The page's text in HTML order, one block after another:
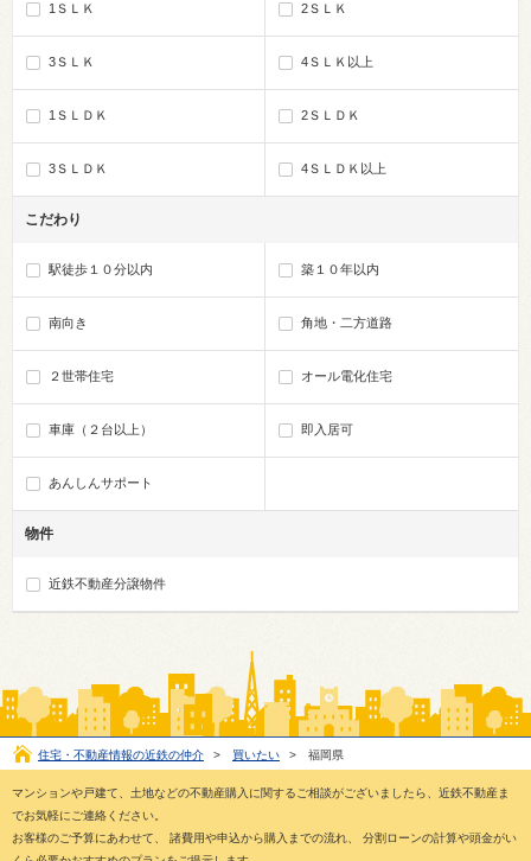
1ＳＬＫ 2ＳＬＫ
3ＳＬＫ 4ＳＬＫ以上
1ＳＬＤＫ 2ＳＬＤＫ
3ＳＬＤＫ 4ＳＬＤＫ以上
こだわり
駅徒歩１０分以内 築１０年以内
南向き 角地・二方道路
２世帯住宅 オール電化住宅
車庫（２台以上） 即入居可
あんしんサポート
物件
近鉄不動産分譲物件
住宅・不動産情報の近鉄の仲介 > 買いたい > 福岡県
マンションや戸建て、土地などの不動産購入に関するご相談がございましたら、近鉄不動産ま
でお気軽にご連絡ください。
お客様のご予算にあわせて、 諸費用や申込から購入までの流れ、 分割ローンの計算や頭金がい